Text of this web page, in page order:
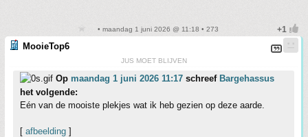
• maandag 1 juni 2026 @ 11:18 • 273
MooieTop6
JUS MOET BLIJVEN
Op maandag 1 juni 2026 11:17 schreef Bargehassus
het volgende:
Eén van de mooiste plekjes wat ik heb gezien op deze aarde.
[ afbeelding ]